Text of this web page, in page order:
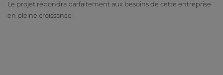
Le projet répondra parfaitement aux besoins de cette entreprise
en pleine croissance !